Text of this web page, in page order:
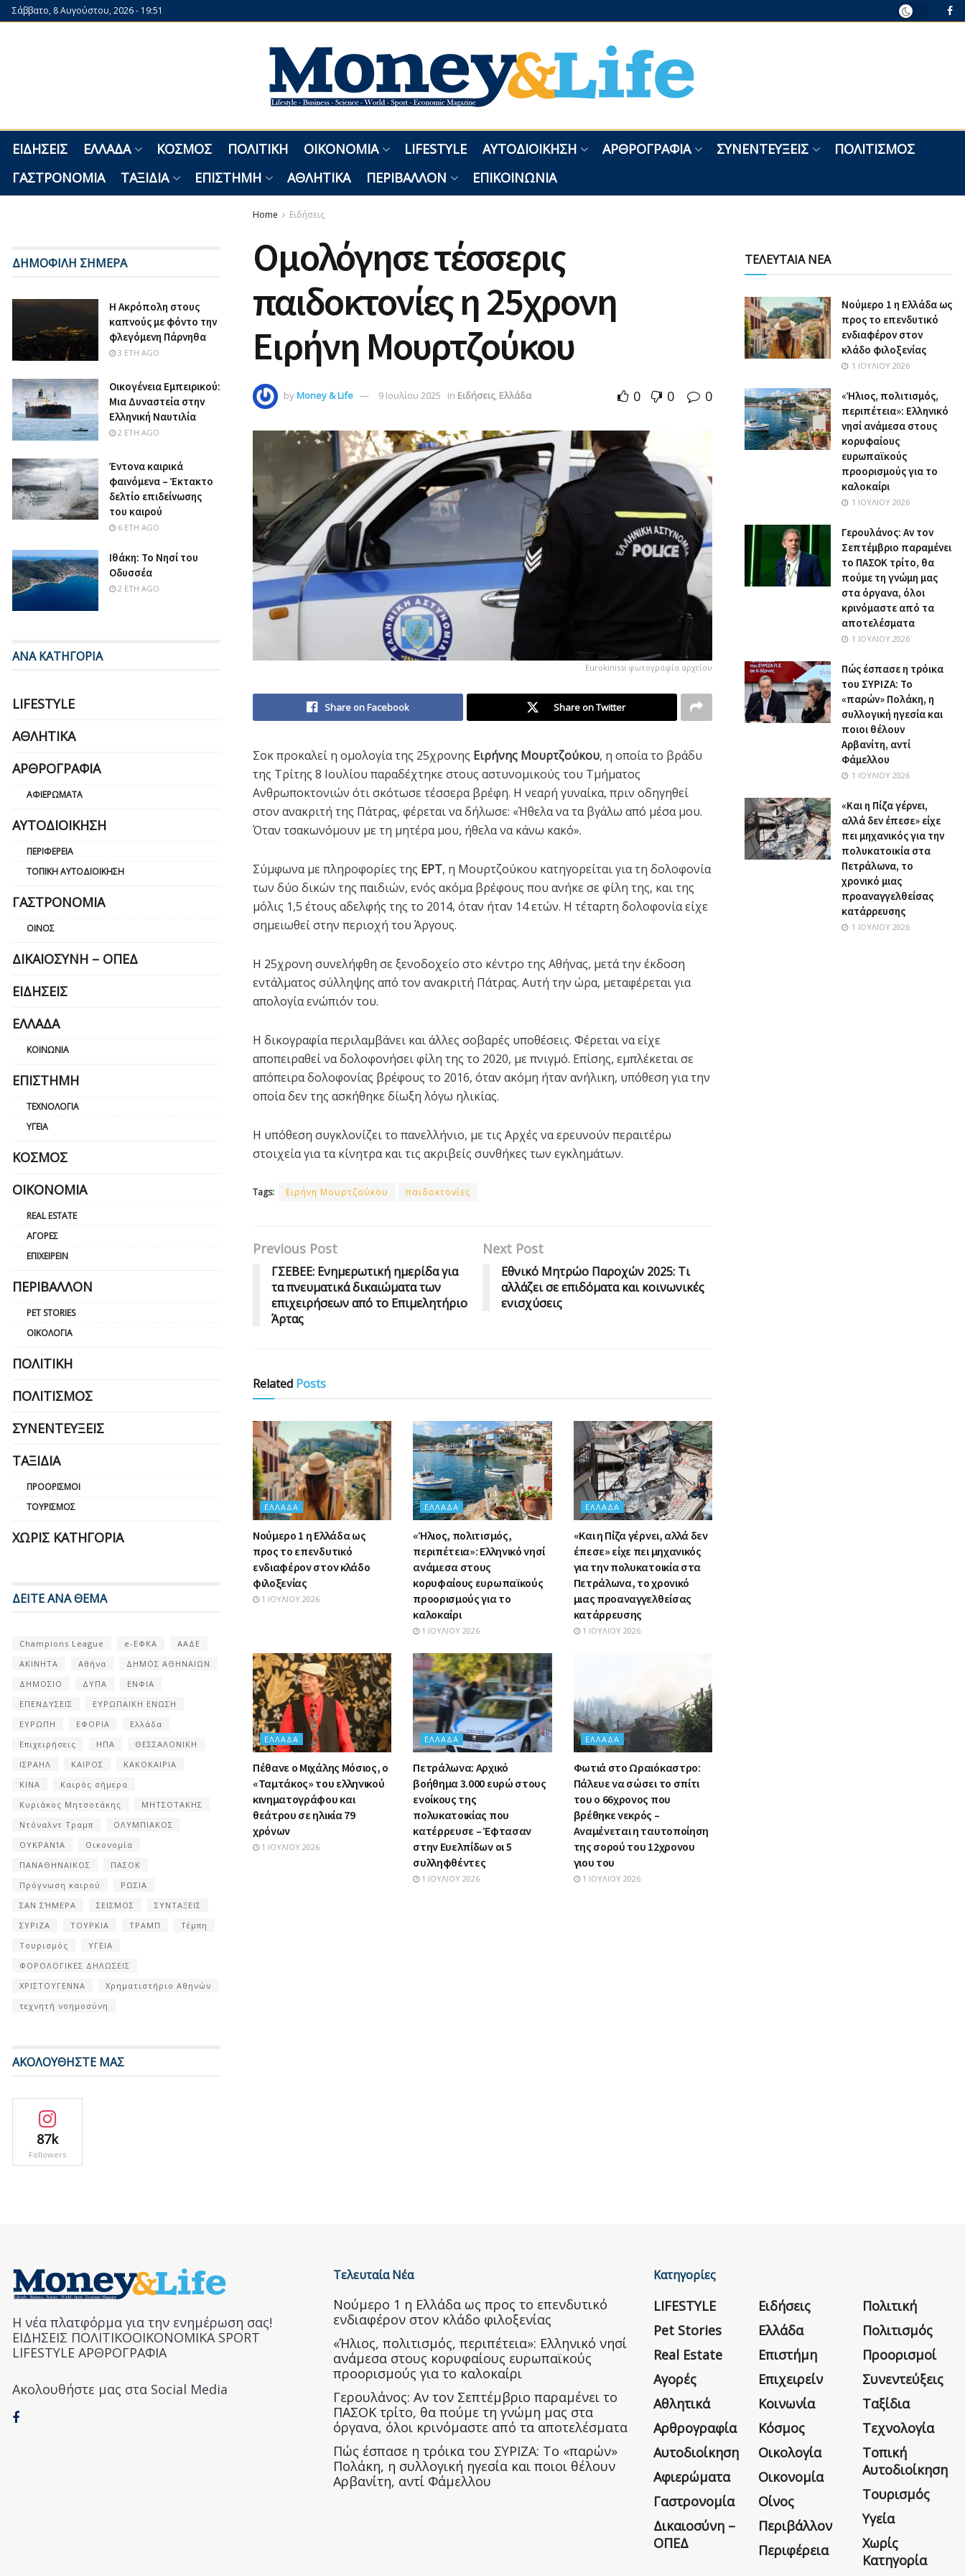
Σάββατο, 8 Αυγούστου, 2026 - 19:51
ΕΙΔΉΣΕΙΣ ΕΛΛΆΔΑ ΚΌΣΜΟΣ ΠΟΛΙΤΙΚΉ ΟΙΚΟΝΟΜΊΑ LIFESTYLE ΑΥΤΟΔΙΟΊΚΗΣΗ ΑΡΘΡΟΓΡΑΦΊΑ ΣΥΝΕΝΤΕΎΞΕΙΣ
ΠΟΛΙΤΙΣΜΌΣ
ΓΑΣΤΡΟΝΟΜΊΑ
ΤΑΞΊΔΙΑ ΕΠΙΣΤΉΜΗ ΑΘΛΗΤΙΚΆ ΠΕΡΙΒΆΛΛΟΝ ΕΠΙΚΟΙΝΩΝΊΑ
Home Ειδήσεις
Ομολόγησε τέσσερις
παιδοκτονίες η 25χρονη
Ειρήνη Μουρτζούκου
byMoney & Life 9 Ιουλίου 2025 in Ειδήσεις, Ελλάδα 0 0 0
Eurokinissi φωτογραφία αρχείου
Share on Facebook Share on Twitter
Σοκ προκαλεί η ομολογία της 25χρονης Ειρήνης Μουρτζούκου, η οποία το βράδυ
της Τρίτης 8 Ιουλίου παραδέχτηκε στους αστυνομικούς του Τμήματος
Ανθρωποκτονιών ότι σκότωσε τέσσερα βρέφη. Η νεαρή γυναίκα, πριν οδηγηθεί
στον ανακριτή της Πάτρας, φέρεται να δήλωσε: «Ήθελα να τα βγάλω από μέσα μου.
Όταν τσακωνόμουν με τη μητέρα μου, ήθελα να κάνω κακό».
Σύμφωνα με πληροφορίες της ΕΡΤ, η Μουρτζούκου κατηγορείται για τη δολοφονία
των δύο δικών της παιδιών, ενός ακόμα βρέφους που ανήκε σε φίλη της, και της
μόλις 1,5 έτους αδελφής της το 2014, όταν ήταν 14 ετών. Η τέταρτη δολοφονία είχε
σημειωθεί στην περιοχή του Άργους.
Η 25χρονη συνελήφθη σε ξενοδοχείο στο κέντρο της Αθήνας, μετά την έκδοση
εντάλματος σύλληψης από τον ανακριτή Πάτρας. Αυτή την ώρα, μεταφέρεται για
απολογία ενώπιόν του.
Η δικογραφία περιλαμβάνει και άλλες σοβαρές υποθέσεις. Φέρεται να είχε
αποπειραθεί να δολοφονήσει φίλη της το 2020, με πνιγμό. Επίσης, εμπλέκεται σε
απόπειρα δολοφονίας βρέφους το 2016, όταν ακόμη ήταν ανήλικη, υπόθεση για την
οποία δεν της ασκήθηκε δίωξη λόγω ηλικίας.
Η υπόθεση συγκλονίζει το πανελλήνιο, με τις Αρχές να ερευνούν περαιτέρω
στοιχεία για τα κίνητρα και τις ακριβείς συνθήκες των εγκλημάτων.
Tags: Ειρήνη Μουρτζούκου παιδοκτονίες
Previous Post
ΓΣΕΒΕΕ: Ενημερωτική ημερίδα για
τα πνευματικά δικαιώματα των
επιχειρήσεων από το Επιμελητήριο
Άρτας
Next Post
Εθνικό Μητρώο Παροχών 2025: Τι
αλλάζει σε επιδόματα και κοινωνικές
ενισχύσεις
Related Posts
ΕΛΛΆΔΑ
Nούμερο 1 η Ελλάδα ως
προς το επενδυτικό
ενδιαφέρον στον κλάδο
φιλοξενίας
1 ΙΟΥΛΊΟΥ 2026
ΕΛΛΆΔΑ
«Ήλιος, πολιτισμός,
περιπέτεια»: Ελληνικό νησί
ανάμεσα στους
κορυφαίους ευρωπαϊκούς
προορισμούς για το
καλοκαίρι
1 ΙΟΥΛΊΟΥ 2026
ΕΛΛΆΔΑ
«Και η Πίζα γέρνει, αλλά δεν
έπεσε» είχε πει μηχανικός
για την πολυκατοικία στα
Πετράλωνα, το χρονικό
μιας προαναγγελθείσας
κατάρρευσης
1 ΙΟΥΛΊΟΥ 2026
ΕΛΛΆΔΑ
Πέθανε ο Μιχάλης Μόσιος, ο
«Ταμτάκος» του ελληνικού
κινηματογράφου και
θεάτρου σε ηλικία 79
χρόνων
1 ΙΟΥΛΊΟΥ 2026
ΕΛΛΆΔΑ
Πετράλωνα: Αρχικό
βοήθημα 3.000 ευρώ στους
ενοίκους της
πολυκατοικίας που
κατέρρευσε – Έφτασαν
στην Ευελπίδων οι 5
συλληφθέντες
1 ΙΟΥΛΊΟΥ 2026
ΕΛΛΆΔΑ
Φωτιά στο Ωραιόκαστρο:
Πάλευε να σώσει το σπίτι
του ο 66χρονος που
βρέθηκε νεκρός –
Αναμένεται η ταυτοποίηση
της σορού του 12χρονου
γιου του
1 ΙΟΥΛΊΟΥ 2026
ΔΗΜΟΦΙΛΗ ΣΗΜΕΡΑ
Η Ακρόπολη στους
καπνούς με φόντο την
φλεγόμενη Πάρνηθα
3 ΈΤΗ AGO
Οικογένεια Εμπειρικού:
Μια Δυναστεία στην
Ελληνική Ναυτιλία
2 ΈΤΗ AGO
Έντονα καιρικά
φαινόμενα – Έκτακτο
δελτίο επιδείνωσης
του καιρού
6 ΈΤΗ AGO
Ιθάκη: Το Νησί του
Οδυσσέα
2 ΈΤΗ AGO
ΑΝΑ ΚΑΤΗΓΟΡΙΑ
LIFESTYLE
ΑΘΛΗΤΙΚΆ
ΑΡΘΡΟΓΡΑΦΊΑ
ΑΦΙΕΡΏΜΑΤΑ
ΑΥΤΟΔΙΟΊΚΗΣΗ
ΠΕΡΙΦΈΡΕΙΑ
ΤΟΠΙΚΉ ΑΥΤΟΔΙΟΊΚΗΣΗ
ΓΑΣΤΡΟΝΟΜΊΑ
ΟΊΝΟΣ
ΔΙΚΑΙΟΣΎΝΗ – ΟΠΕΔ
ΕΙΔΉΣΕΙΣ
ΕΛΛΆΔΑ
ΚΟΙΝΩΝΊΑ
ΕΠΙΣΤΉΜΗ
ΤΕΧΝΟΛΟΓΊΑ
ΥΓΕΊΑ
ΚΌΣΜΟΣ
ΟΙΚΟΝΟΜΊΑ
REAL ESTATE
ΑΓΟΡΈΣ
ΕΠΙΧΕΙΡΕΊΝ
ΠΕΡΙΒΆΛΛΟΝ
PET STORIES
ΟΙΚΟΛΟΓΊΑ
ΠΟΛΙΤΙΚΉ
ΠΟΛΙΤΙΣΜΌΣ
ΣΥΝΕΝΤΕΎΞΕΙΣ
ΤΑΞΊΔΙΑ
ΠΡΟΟΡΙΣΜΟΊ
ΤΟΥΡΙΣΜΌΣ
ΧΩΡΊΣ ΚΑΤΗΓΟΡΊΑ
ΔΕΙΤΕ ΑΝΑ ΘΕΜΑ
Champions League e-ΕΦΚΑ
ΑΑΔΕ
ΑΚΙΝΗΤΑ
Αθήνα
ΔΗΜΟΣ ΑΘΗΝΑΙΩΝ
ΔΗΜΟΣΙΟ
ΔΥΠΑ
ΕΝΦΙΑ
ΕΠΕΝΔΥΣΕΙΣ
ΕΥΡΩΠΑΪΚΗ ΕΝΩΣΗ
ΕΥΡΩΠΗ
ΕΦΟΡΙΑ
Ελλάδα
Επιχειρήσεις
ΗΠΑ
ΘΕΣΣΑΛΟΝΙΚΗ
ΙΣΡΑΗΛ
ΚΑΙΡΟΣ
ΚΑΚΟΚΑΙΡΙΑ
ΚΙΝΑ
Καιρός σήμερα
Κυριάκος Μητσοτάκης
ΜΗΤΣΟΤΑΚΗΣ
Ντόναλντ Τραμπ
ΟΛΥΜΠΙΑΚΟΣ
ΟΥΚΡΑΝΊΑ
Οικονομία
ΠΑΝΑΘΗΝΑΙΚΟΣ
ΠΑΣΟΚ
Πρόγνωση καιρού
ΡΩΣΙΑ
ΣΑΝ ΣΉΜΕΡΑ
ΣΕΙΣΜΟΣ
ΣΥΝΤΑΞΕΙΣ
ΣΥΡΙΖΑ
ΤΟΥΡΚΙΑ ΤΡΑΜΠ
Τέμπη
Τουρισμός
ΥΓΕΙΑ
ΦΟΡΟΛΟΓΙΚΕΣ ΔΗΛΩΣΕΙΣ
ΧΡΙΣΤΟΥΓΕΝΝΑ
Χρηματιστήριο Αθηνών
τεχνητή νοημοσύνη
ΑΚΟΛΟΥΘΗΣΤΕ ΜΑΣ
87k
Followers
ΤΕΛΕΥΤΑΙΑ ΝΕΑ
Nούμερο 1 η Ελλάδα ως
προς το επενδυτικό
ενδιαφέρον στον
κλάδο φιλοξενίας
1 ΙΟΥΛΊΟΥ 2026
«Ήλιος, πολιτισμός,
περιπέτεια»: Ελληνικό
νησί ανάμεσα στους
κορυφαίους
ευρωπαϊκούς
προορισμούς για το
καλοκαίρι
1 ΙΟΥΛΊΟΥ 2026
Γερουλάνος: Αν τον
Σεπτέμβριο παραμένει
το ΠΑΣΟΚ τρίτο, θα
πούμε τη γνώμη μας
στα όργανα, όλοι
κρινόμαστε από τα
αποτελέσματα
1 ΙΟΥΛΊΟΥ 2026
Πώς έσπασε η τρόικα
του ΣΥΡΙΖΑ: Το
«παρών» Πολάκη, η
συλλογική ηγεσία και
ποιοι θέλουν
Αρβανίτη, αντί
Φάμελλου
1 ΙΟΥΛΊΟΥ 2026
«Και η Πίζα γέρνει,
αλλά δεν έπεσε» είχε
πει μηχανικός για την
πολυκατοικία στα
Πετράλωνα, το
χρονικό μιας
προαναγγελθείσας
κατάρρευσης
1 ΙΟΥΛΊΟΥ 2026
Η νέα πλατφόρμα για την ενημέρωση σας!
ΕΙΔΗΣΕΙΣ ΠΟΛΙΤΙΚΟΟΙΚΟΝΟΜΙΚΑ SPORT
LIFESTYLE ΑΡΘΡΟΓΡΑΦΙΑ
Ακολουθήστε μας στα Social Media
Τελευταία Νέα
Nούμερο 1 η Ελλάδα ως προς το επενδυτικό
ενδιαφέρον στον κλάδο φιλοξενίας
«Ήλιος, πολιτισμός, περιπέτεια»: Ελληνικό νησί
ανάμεσα στους κορυφαίους ευρωπαϊκούς
προορισμούς για το καλοκαίρι
Γερουλάνος: Αν τον Σεπτέμβριο παραμένει το
ΠΑΣΟΚ τρίτο, θα πούμε τη γνώμη μας στα
όργανα, όλοι κρινόμαστε από τα αποτελέσματα
Πώς έσπασε η τρόικα του ΣΥΡΙΖΑ: Το «παρών»
Πολάκη, η συλλογική ηγεσία και ποιοι θέλουν
Αρβανίτη, αντί Φάμελλου
Κατηγορίες
LIFESTYLE
Pet Stories
Real Estate
Αγορές
Αθλητικά
Αρθρογραφία
Αυτοδιοίκηση
Αφιερώματα
Γαστρονομία
Δικαιοσύνη –
ΟΠΕΔ
Ειδήσεις
Ελλάδα
Επιστήμη
Επιχειρείν
Κοινωνία
Κόσμος
Οικολογία
Οικονομία
Οίνος
Περιβάλλον
Περιφέρεια
Πολιτική
Πολιτισμός
Προορισμοί
Συνεντεύξεις
Ταξίδια
Τεχνολογία
Τοπική
Αυτοδιοίκηση
Τουρισμός
Υγεία
Χωρίς
Κατηγορία